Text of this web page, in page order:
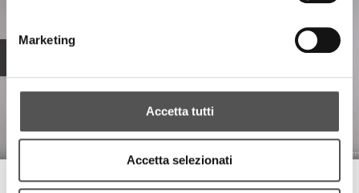
Marketing
Accetta tutti
Accetta selezionati
Up Rent